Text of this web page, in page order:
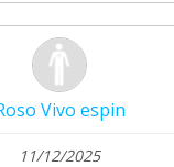
Vivo espin
11/12/2025